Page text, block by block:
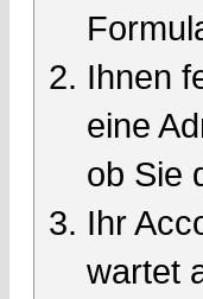
Ihnen
eine
ob Sie
Ihr
wartet